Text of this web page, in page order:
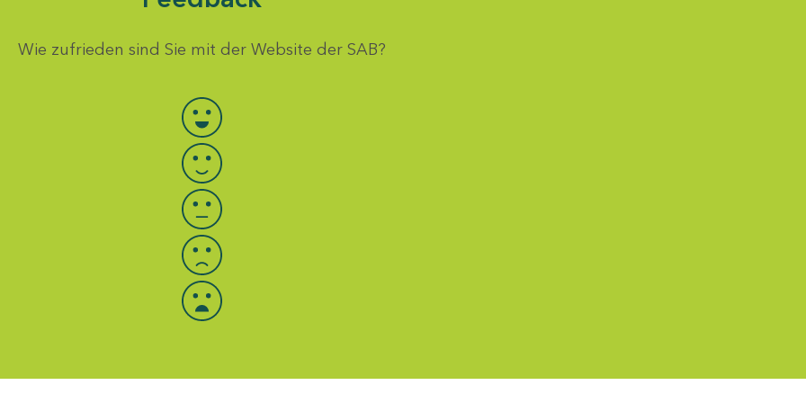
Wie zufrieden sind Sie mit der Website der SAB?
Bewertung auswählen